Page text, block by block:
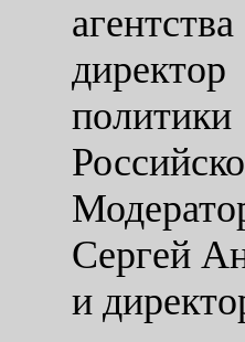
Сергей
и